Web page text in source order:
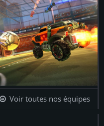
Voir toutes nos équipes